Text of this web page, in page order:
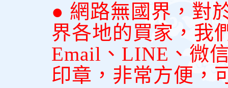
● 網路無國界，對
界各地的買家，我
Email、LINE、微
印章，非常方便，